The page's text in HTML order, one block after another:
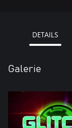
DETAILS
Galerie